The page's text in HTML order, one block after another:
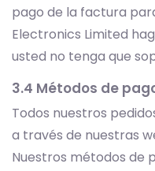
pago de la factura
Electronics Limited
usted no tenga que
3.4 Métodos de
Todos nuestros
a través de nuestras
Nuestros métodos de